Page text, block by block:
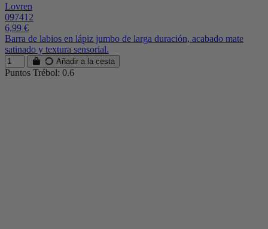
Lovren
097412
6,99 €
Barra de labios en lápiz jumbo de larga duración, acabado mate
satinado y textura sensorial.
Añadir a la cesta
Puntos Trébol: 0.6